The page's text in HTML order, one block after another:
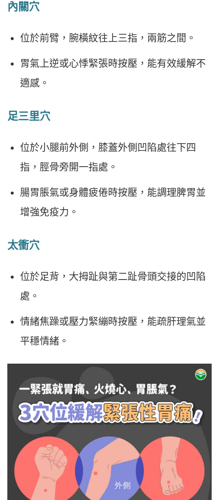
內關穴
位於前臂，腕橫紋往上三指，兩筋之間。
胃氣上逆或心悸緊張時按壓，能有效緩解不
適感。
足三里穴
位於小腿前外側，膝蓋外側凹陷處往下四
指，脛骨旁開一指處。
腸胃脹氣或身體疲倦時按壓，能調理脾胃並
增強免疫力。
太衝穴
位於足背，大拇趾與第二趾骨頭交接的凹陷
處。
情緒焦躁或壓力緊繃時按壓，能疏肝理氣並
平穩情緒。